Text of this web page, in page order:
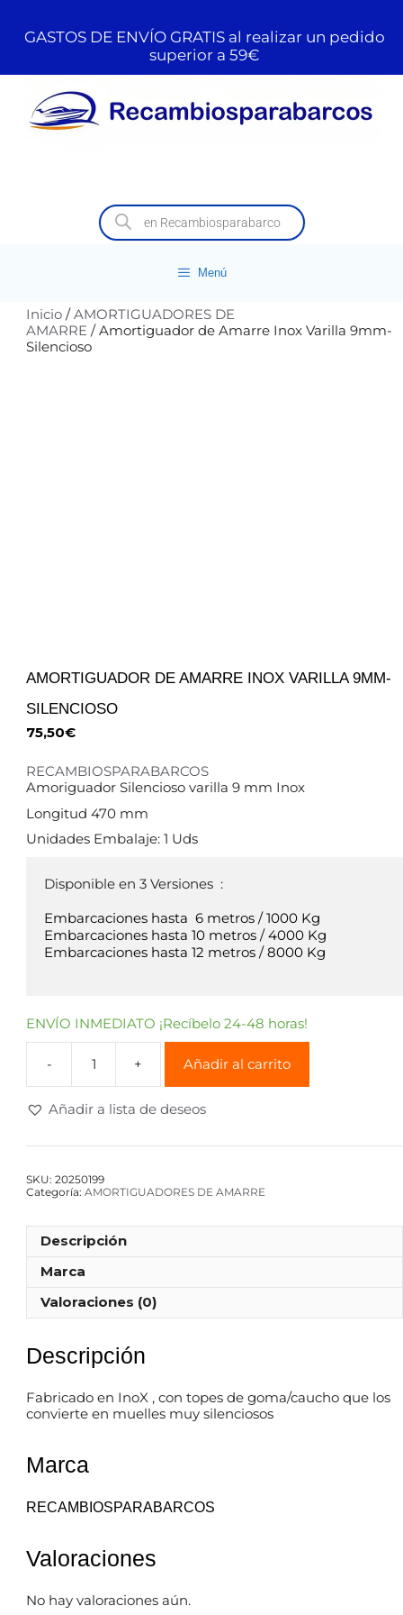
GASTOS DE ENVÍO GRATIS al realizar un pedido
superior a 59€
Menú
Inicio /AMORTIGUADORES DE
AMARRE / Amortiguador de Amarre Inox Varilla 9mm-
Silencioso
AMORTIGUADOR DE AMARRE INOX VARILLA 9MM-
SILENCIOSO
75,50€
RECAMBIOSPARABARCOS
Amoriguador Silencioso varilla 9 mm Inox
Longitud 470 mm
Unidades Embalaje: 1 Uds
Disponible en 3 Versiones  :
Embarcaciones hasta  6 metros / 1000 Kg
Embarcaciones hasta 10 metros / 4000 Kg
Embarcaciones hasta 12 metros / 8000 Kg
ENVÍO INMEDIATO ¡Recíbelo 24-48 horas!
Añadir al carrito
Añadir a lista de deseos
SKU: 20250199
Categoría: AMORTIGUADORES DE AMARRE
Descripción
Marca
Valoraciones (0)
Descripción
Fabricado en InoX , con topes de goma/caucho que los
convierte en muelles muy silenciosos
Marca
RECAMBIOSPARABARCOS
Valoraciones
No hay valoraciones aún.